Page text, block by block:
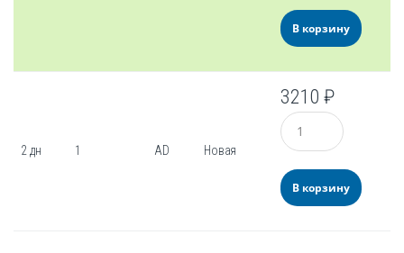
В корзину
2 дн 1 AD Новая
3210₽
Количество
В корзину